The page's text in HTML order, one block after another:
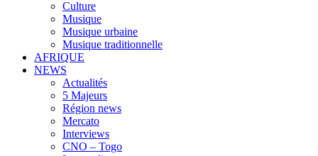
Culture
Musique
Musique urbaine
Musique traditionnelle
AFRIQUE
NEWS
Actualités
5 Majeurs
Région news
Mercato
Interviews
CNO – Togo